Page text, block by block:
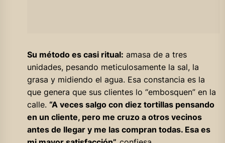
Su método es casi ritual: amasa de a tres
unidades, pesando meticulosamente la sal, la
grasa y midiendo el agua. Esa constancia es la
que genera que sus clientes lo “embosquen” en la
calle. “A veces salgo con diez tortillas pensando
en un cliente, pero me cruzo a otros vecinos
antes de llegar y me las compran todas. Esa es